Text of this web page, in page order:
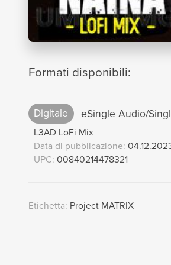
Formati disponibili:
Digitale eSingle Audio/
L3AD LoFi Mix
Data di pubblicazione:
UPC: 00840214478321
Etichetta: Project MATRIX